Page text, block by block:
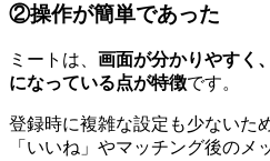
②操作が簡単であった
ミートは、 画面が分かりやすく
になっている点が特徴です。
登録時に複雑な設定も少ないた
「いいね」やマッチング後の